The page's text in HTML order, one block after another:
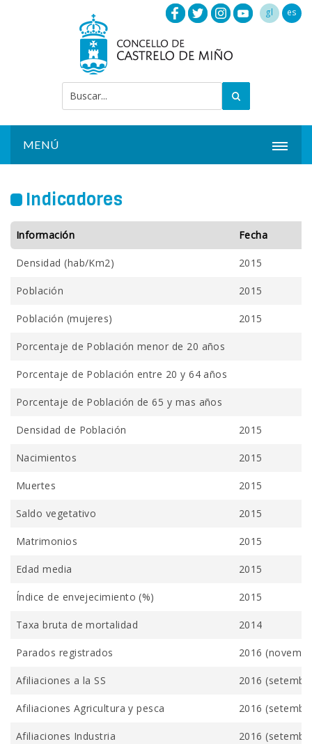
gl es
MENÚ
AYUNTAMIENTO
INSTALACIONES
Indicadores
Información Fecha
Densidad (hab/Km2) 2015
Población 2015
Población (mujeres) 2015
Porcentaje de Población menor de 20 años
Porcentaje de Población entre 20 y 64 años
Porcentaje de Población de 65 y mas años
Densidad de Población 2015
Nacimientos 2015
Muertes 2015
Saldo vegetativo 2015
Matrimonios 2015
Edad media 2015
Índice de envejecimiento (%) 2015
Taxa bruta de mortalidad 2014
Parados registrados 2016
Afiliaciones a la SS 2016
Afiliaciones Agricultura y pesca 2016
Afiliaciones Industria 2016